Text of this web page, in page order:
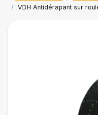
VDH Antidérapant sur